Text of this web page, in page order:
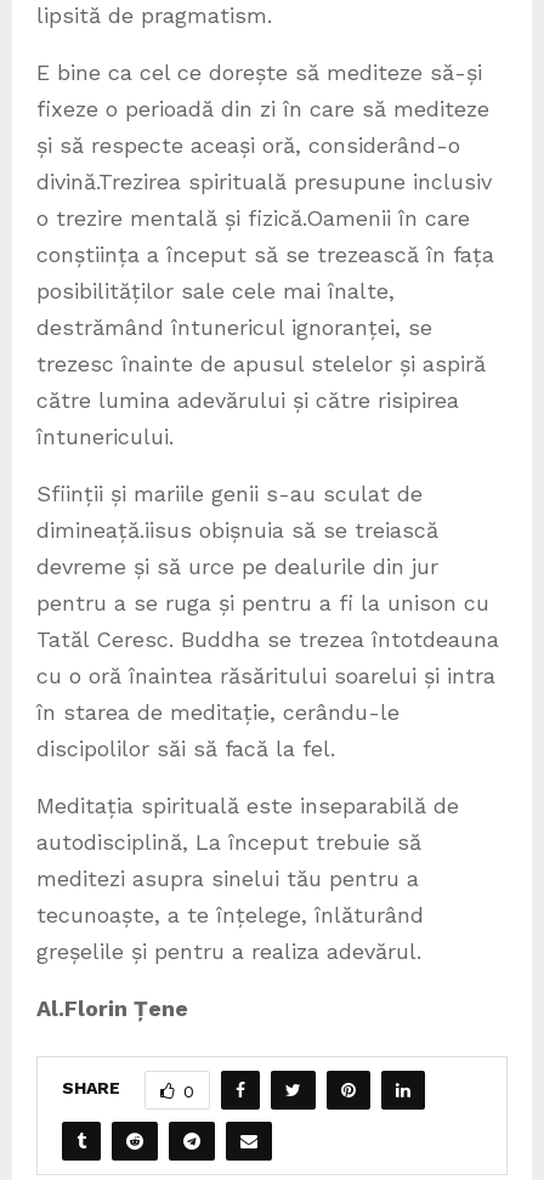
lipsită de pragmatism.
E bine ca cel ce dorește să mediteze să-și
fixeze o perioadă din zi în care să mediteze
și să respecte aceași oră, considerând-o
divină.Trezirea spirituală presupune inclusiv
o trezire mentală și fizică.Oamenii în care
conștiința a început să se trezească în fața
posibilităților sale cele mai înalte,
destrămând întunericul ignoranței, se
trezesc înainte de apusul stelelor și aspiră
către lumina adevărului și către risipirea
întunericului.
Sființii și mariile genii s-au sculat de
dimineață.iisus obișnuia să se treiască
devreme și să urce pe dealurile din jur
pentru a se ruga și pentru a fi la unison cu
Tatăl Ceresc. Buddha se trezea întotdeauna
cu o oră înaintea răsăritului soarelui și intra
în starea de meditație, cerându-le
discipolilor săi să facă la fel.
Meditația spirituală este inseparabilă de
autodisciplină, La început trebuie să
meditezi asupra sinelui tău pentru a
tecunoaște, a te înțelege, înlăturând
greșelile și pentru a realiza adevărul.
Al.Florin Țene
SHARE 0